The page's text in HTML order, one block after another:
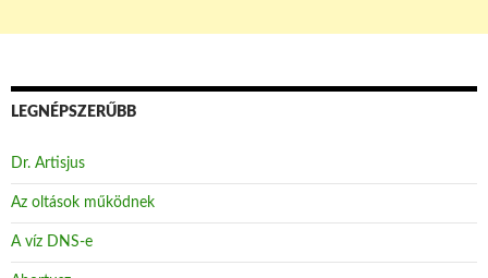
LEGNÉPSZERŰBB
Dr. Artisjus
Az oltások működnek
A víz DNS-e